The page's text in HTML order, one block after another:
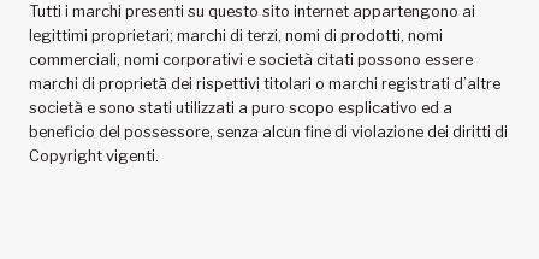
Tutti i marchi presenti su questo sito internet appartengono ai
legittimi proprietari; marchi di terzi, nomi di prodotti, nomi
commerciali, nomi corporativi e società citati possono essere
marchi di proprietà dei rispettivi titolari o marchi registrati d’altre
società e sono stati utilizzati a puro scopo esplicativo ed a
beneficio del possessore, senza alcun fine di violazione dei diritti di
Copyright vigenti.